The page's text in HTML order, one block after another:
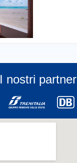
I nostri partner